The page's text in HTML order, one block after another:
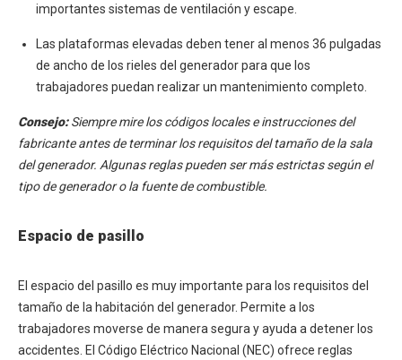
importantes sistemas de ventilación y escape.
Las plataformas elevadas deben tener al menos 36 pulgadas
de ancho de los rieles del generador para que los
trabajadores puedan realizar un mantenimiento completo.
Consejo:Siempre mire los códigos locales e instrucciones del
fabricante antes de terminar los requisitos del tamaño de la sala
del generador. Algunas reglas pueden ser más estrictas según el
tipo de generador o la fuente de combustible.
Espacio de pasillo
El espacio del pasillo es muy importante para los requisitos del
tamaño de la habitación del generador. Permite a los
trabajadores moverse de manera segura y ayuda a detener los
accidentes. El Código Eléctrico Nacional (NEC) ofrece reglas